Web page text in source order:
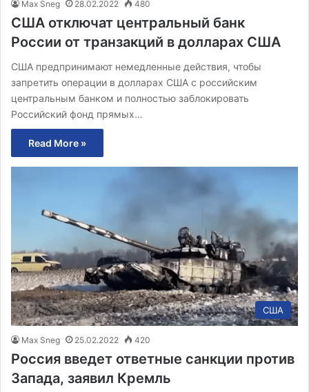
Max Sneg 28.02.2022 480
США отключат центральный банк
России от транзакций в долларах США
США предпринимают немедленные действия, чтобы
запретить операции в долларах США с российским
центральным банком и полностью заблокировать
Российский фонд прямых…
Read More »
США
Max Sneg 25.02.2022 420
Россия введет ответные санкции против
Запада, заявил Кремль